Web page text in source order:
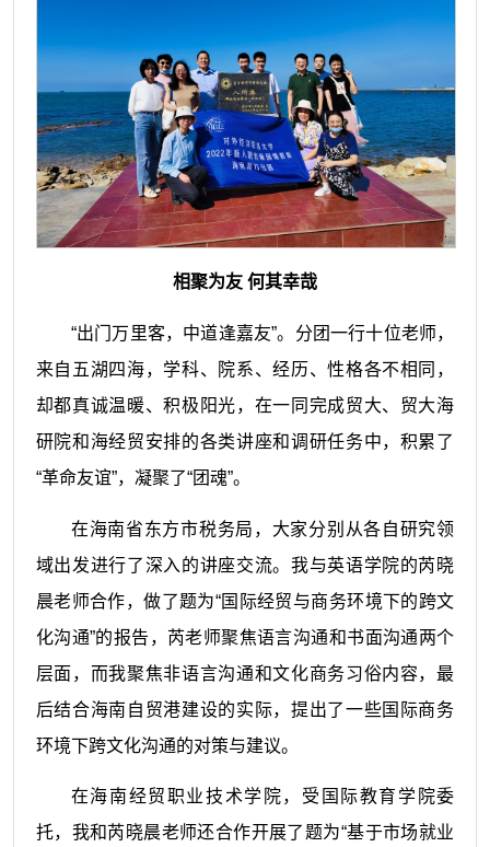
相聚为友 何其幸哉
“出门万里客，中道逢嘉友”。分团一行十位老师，
来自五湖四海，学科、院系、经历、性格各不相同，
却都真诚温暖、积极阳光，在一同完成贸大、贸大海
研院和海经贸安排的各类讲座和调研任务中，积累了
“革命友谊”，凝聚了“团魂”。
在海南省东方市税务局，大家分别从各自研究领
域出发进行了深入的讲座交流。我与英语学院的芮晓
晨老师合作，做了题为“国际经贸与商务环境下的跨文
化沟通”的报告，芮老师聚焦语言沟通和书面沟通两个
层面，而我聚焦非语言沟通和文化商务习俗内容，最
后结合海南自贸港建设的实际，提出了一些国际商务
环境下跨文化沟通的对策与建议。
在海南经贸职业技术学院，受国际教育学院委
托，我和芮晓晨老师还合作开展了题为“基于市场就业